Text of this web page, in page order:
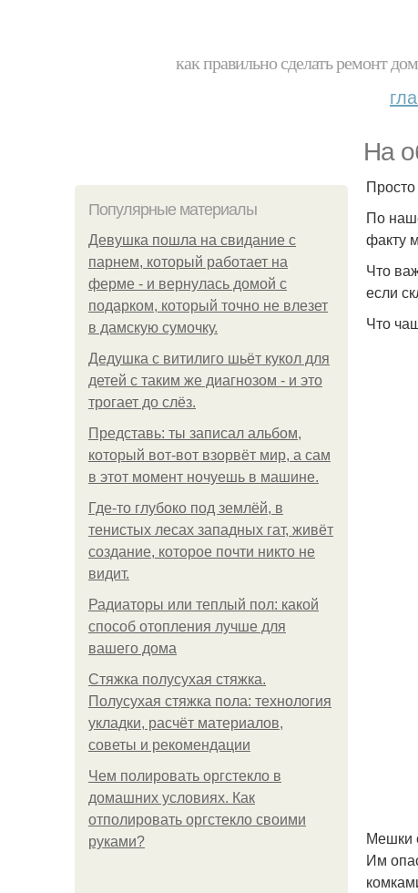
как правильно сделать ремонт
На
Популярные материалы
Девушка пошла на свидание с
парнем, который работает на
ферме - и вернулась домой с
подарком, который точно не влезет
в дамскую сумочку.
Дедушка с витилиго шьёт кукол для
детей с таким же диагнозом - и это
трогает до слёз.
Представь: ты записал альбом,
который вот-вот взорвёт мир, а сам
в этот момент ночуешь в машине.
Где-то глубоко под землёй, в
тенистых лесах западных гат, живёт
создание, которое почти никто не
видит.
Радиаторы или теплый пол: какой
способ отопления лучше для
вашего дома
Стяжка полусухая стяжка.
Полусухая стяжка пола: технология
укладки, расчёт материалов,
советы и рекомендации
Чем полировать оргстекло в
домашних условиях. Как
отполировать оргстекло своими
руками?
По
факту
Что
если
Что
Мешки
Им